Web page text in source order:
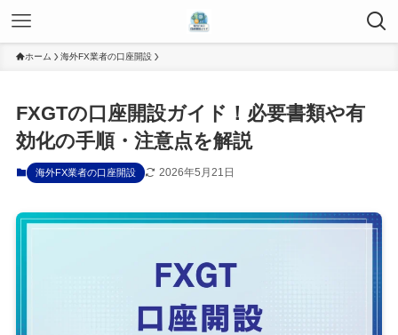
ホーム 海外FX業者の口座開設
FXGTの口座開設ガイド！必要書類や有
効化の手順・注意点を解説
海外FX業者の口座開設 2026年5月21日